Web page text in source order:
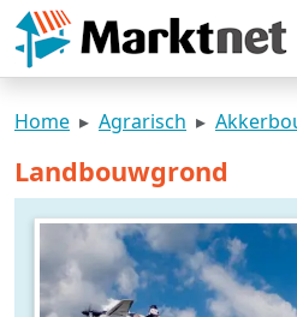
Home Agrarisch
Landbouwgrond